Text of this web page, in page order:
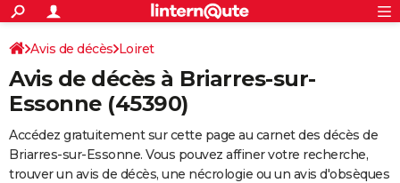
ACTUALITÉS
Politique
Société
Faits Divers
Education
Monde
Villes
+
SPORT
Coupe du monde 2026
Football
Tennis
Cyclisme
Rugby
Forum
FINANCE
Retraite
Impôts
Epargne
Immobilier
Risques naturels par ville
Banque
Assurance
Crédit
Avis de décès Loiret
Avis de décès à Briarres-sur-
Essonne (45390)
Accédez gratuitement sur cette page au carnet des décès de
Briarres-sur-Essonne. Vous pouvez affiner votre recherche,
trouver un avis de décès, une nécrologie ou un avis d'obsèques